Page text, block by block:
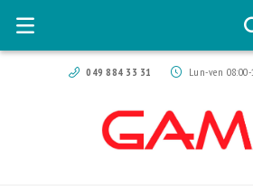
049 884 33 31 Lun-ven